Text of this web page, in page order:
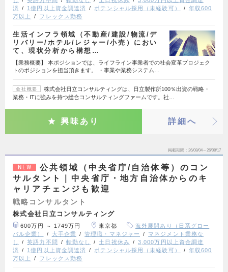
済
1億円以上資金調達済 ポテンシャル採用（未経験可）
年収600
万以上
フレックス勤務
生活インフラ領域（不動産/建設/物流/デ
リバリー/ホテル/レジャー/小売）におい
て、現状分析から構想…
【業務概要】 本ポジションでは、ライフライン事業者での社会変革プロジェク
トのポジションを担当頂きます。 ・事業や業務システム…
会社概要
株式会社日立コンサルティングは、日立製作所100％出資の戦略・
業務・ITに強みを持つ総合コンサルティングファームです。社…
興味あり 詳細へ
掲載期間 26/08/04～26/08/17
NEW
公共領域（中央省庁/自治体等）のコン
サルタント｜中央省庁・地方自治体からのキ
ャリアチェンジも歓迎
戦略コンサルタント
株式会社日立コンサルティング
600万円 ～ 1749万円 東京都
海外展開あり（日系グロー
バル企業）
大手企業 管理職・マネジャー
マネジメント業務な
し
英語力不問 転勤なし 土日祝休み
3,000万円以上資金調達
済
1億円以上資金調達済 ポテンシャル採用（未経験可）
年収600
万以上
フレックス勤務